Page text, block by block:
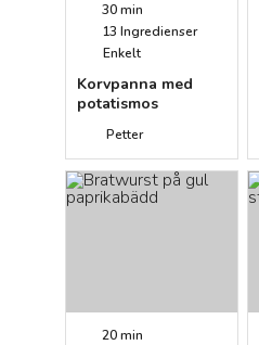
30 min
13 Ingredienser
Enkelt
Korvpanna med
potatismos
Petter
20 min